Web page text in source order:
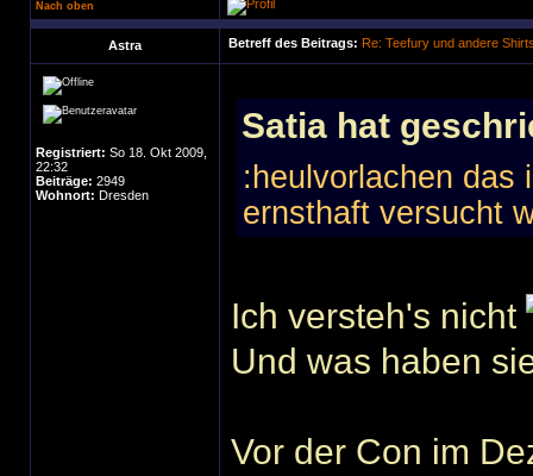
Nach oben
Astra Betreff des Beitrags: Re: Teefury und andere
Registriert: So 18. Okt 2009,
22:32
Beiträge: 2949
Wohnort: Dresden
Satia hat
:heulvorlachen das
ernsthaft versucht
Ich versteh's nicht
Und was haben
Vor der Con im